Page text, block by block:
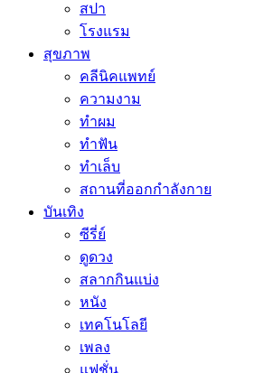
สปา
โรงแรม
สุขภาพ
คลีนิคแพทย์
ความงาม
ทำผม
ทำฟัน
ทำเล็บ
สถานที่ออกกำลังกาย
บันเทิง
ซีรี่ย์
ดูดวง
สลากกินแบ่ง
หนัง
เทคโนโลยี
เพลง
แฟชั่น